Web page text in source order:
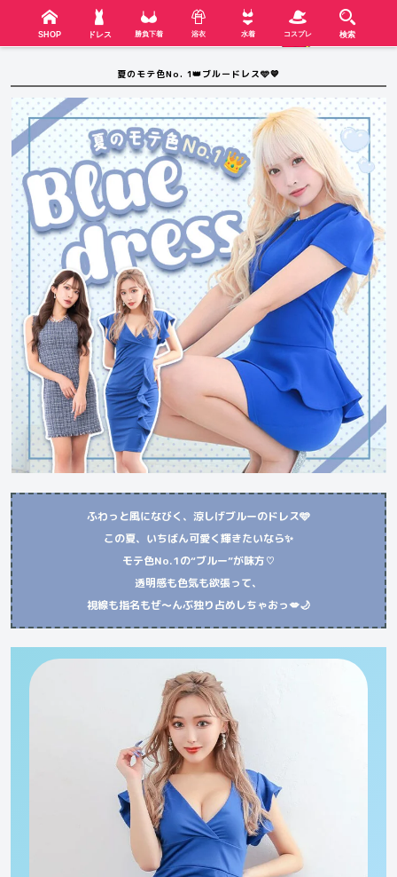
SHOP ドレス 勝負下着 浴衣 水着 コスプレ 検索
夏のモテ色No. 1👑ブルードレス🩵💙
ふわっと風になびく、涼しげブルーのドレス🩵
この夏、いちばん可愛く輝きたいなら✨
モテ色No.1の“ブルー”が味方♡
透明感も色気も欲張って、
視線も指名もぜ〜んぶ独り占めしちゃおっ💋🌙
SHOP